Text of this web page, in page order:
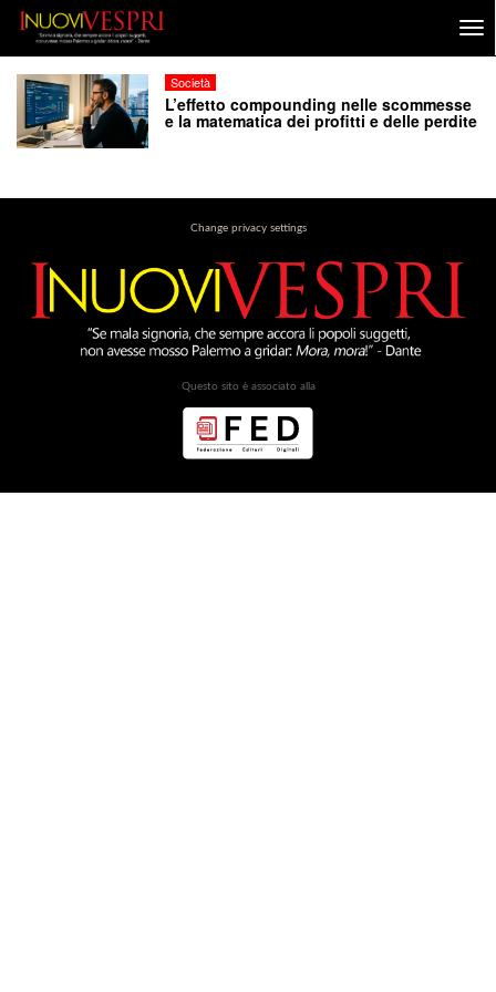
Società
L’effetto compounding nelle scommesse
e la matematica dei profitti e delle perdite
Change privacy settings
Questo sito è associato alla